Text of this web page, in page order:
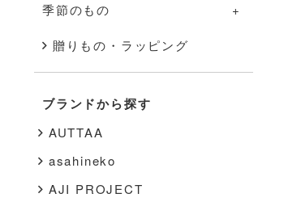
その他
スキンケア
文房具
アクセサリー
靴下
その他
キャンドル
季節のもの
季節のものの一覧
秋・冬
春・夏
贈りもの・ラッピング
ブランドから探す
AUTTAA
asahineko
AJI PROJECT